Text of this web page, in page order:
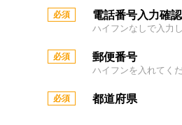
電話番号入力確認
ハイフンなしで入力
郵便番号
ハイフンを入れてく
都道府県